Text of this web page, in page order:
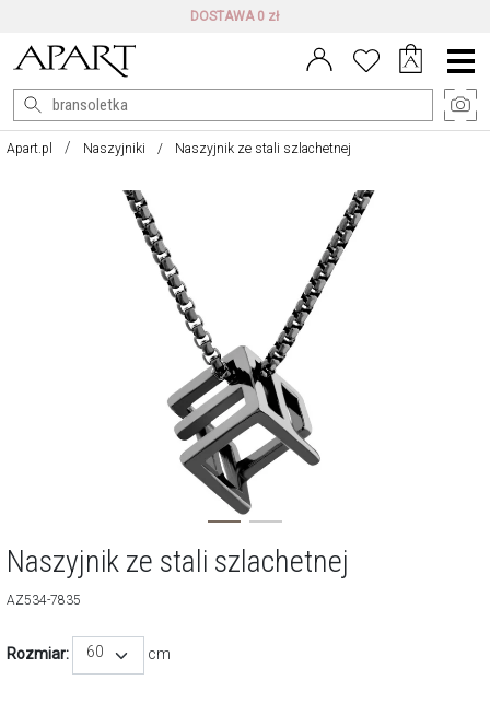
DARMOWE ZWROTY DO 100 DNI
Menu
główne
Apart.pl Naszyjniki Naszyjnik ze stali szlachetnej
Naszyjnik ze stali szlachetnej
AZ534-7835
Rozmiar: 60 cm